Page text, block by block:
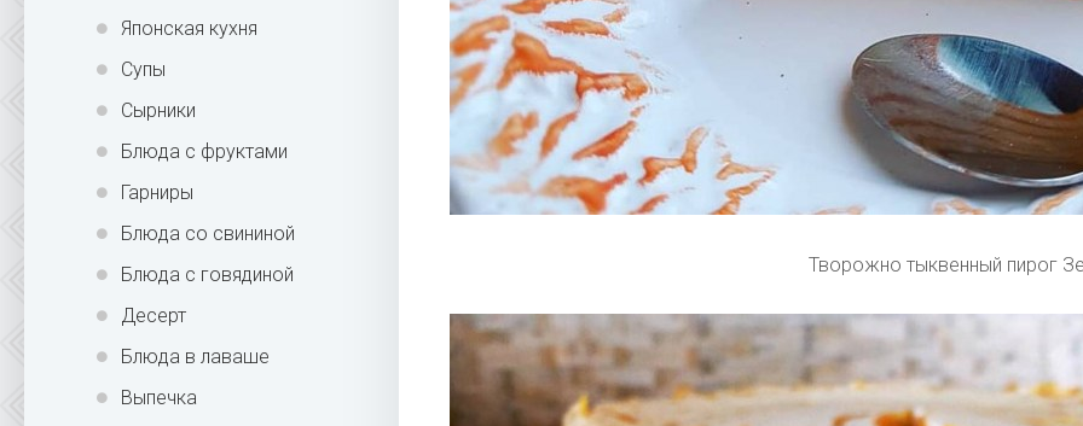
Японская кухня
Супы
Сырники
Блюда с фруктами
Гарниры
Блюда со свининой
Блюда с говядиной
Десерт
Блюда в лаваше
Выпечка
Творожно тыквенный пирог